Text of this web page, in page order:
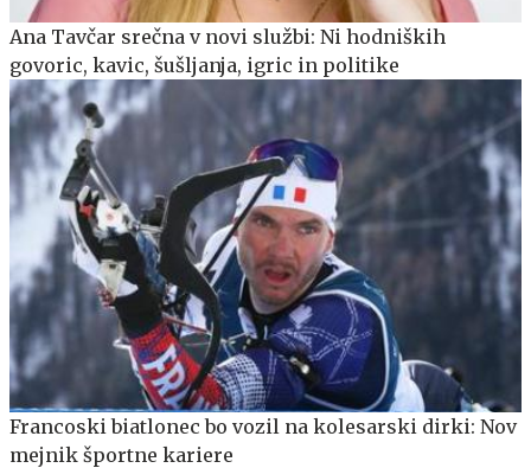
Ana Tavčar srečna v novi službi: Ni hodniških
govoric, kavic, šušljanja, igric in politike
Francoski biatlonec bo vozil na kolesarski dirki: Nov
mejnik športne kariere